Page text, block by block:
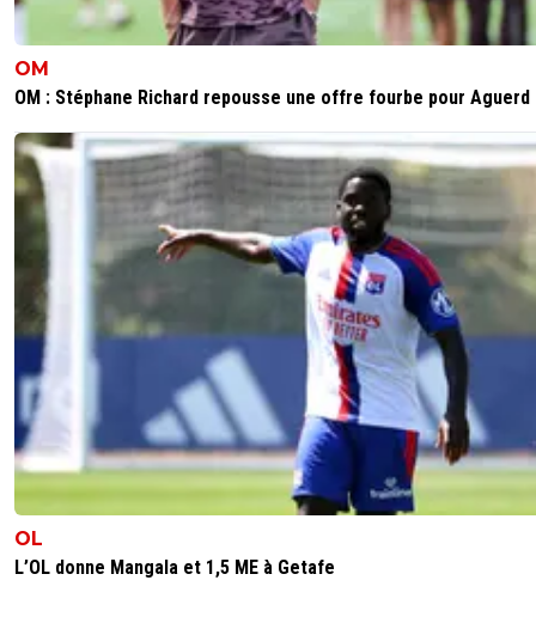
OM
OM : Stéphane Richard repousse une offre fourbe pour Aguerd
OL
L’OL donne Mangala et 1,5 ME à Getafe